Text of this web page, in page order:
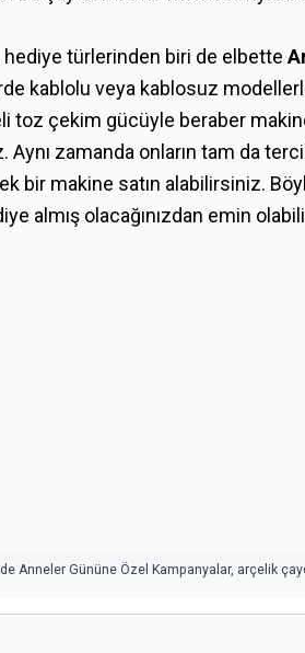
türlerinden biri de elbette
kablolu veya kablosuz
toz çekim gücüyle beraber
zamanda onların tam da
bir makine satın alabilirsiniz.
almış olacağınızdan emin
Anneler Gününe Özel Kampanyalar, arçelik